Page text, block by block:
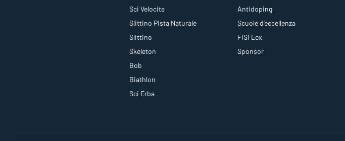
Sci Velocita
Slittino Pista Naturale
Slittino
Skeleton
Bob
Biathlon
Sci Erba
Antidoping
Scuole d'eccellenza
FISI Lex
Sponsor